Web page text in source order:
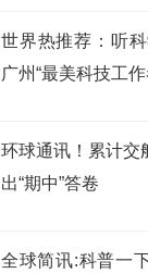
世界热推荐：听
广州“最美科技工
环球通讯！累计交
出“期中”答卷
全球简讯:科普一